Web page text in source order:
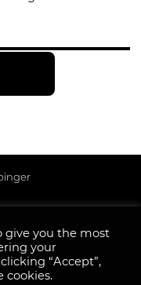
give you the most
your
“Accept”,
cookies.